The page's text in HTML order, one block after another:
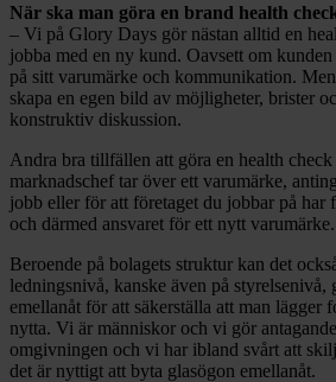
När ska man göra en brand health
– Vi på Glory Days gör nästan alltid en
jobba med en ny kund. Oavsett om
på sitt varumärke och kommunikation.
skapa en egen bild av möjligheter, brister
konstruktiv diskussion.
Andra bra tillfällen att göra en health check
marknadschef tar över ett varumärke,
jobb eller för att företaget du jobbar på har
och därmed ansvaret för ett nytt varumärke.
Beroende på bolagets struktur kan det
ledningsnivå, kanske även på styrelsenivå,
emellanåt för att säkerställa att man lägger
nytta. Vi är människor och vi gör
omgivningen och vi har ibland svårt att
det är nyttigt att byta glasögon emellanåt.